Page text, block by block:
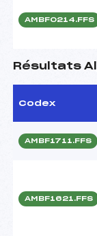
AMBF0214.FFS
Résultats
Codex
AMBF1711.FFS
AMBF1621.FFS